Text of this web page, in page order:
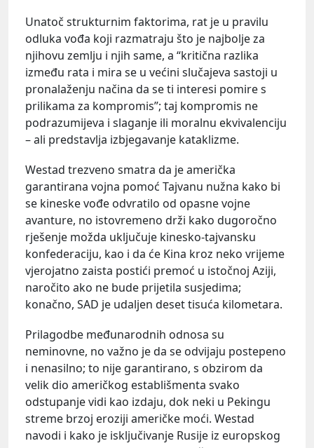
Unatoč strukturnim faktorima, rat je u pravilu
odluka vođa koji razmatraju što je najbolje za
njihovu zemlju i njih same, a “kritična razlika
između rata i mira se u većini slučajeva sastoji u
pronalaženju načina da se ti interesi pomire s
prilikama za kompromis”; taj kompromis ne
podrazumijeva i slaganje ili moralnu ekvivalenciju
– ali predstavlja izbjegavanje kataklizme.
Westad trezveno smatra da je američka
garantirana vojna pomoć Tajvanu nužna kako bi
se kineske vođe odvratilo od opasne vojne
avanture, no istovremeno drži kako dugoročno
rješenje možda uključuje kinesko-tajvansku
konfederaciju, kao i da će Kina kroz neko vrijeme
vjerojatno zaista postići premoć u istočnoj Aziji,
naročito ako ne bude prijetila susjedima;
konačno, SAD je udaljen deset tisuća kilometara.
Prilagodbe međunarodnih odnosa su
neminovne, no važno je da se odvijaju postepeno
i nenasilno; to nije garantirano, s obzirom da
velik dio američkog establišmenta svako
odstupanje vidi kao izdaju, dok neki u Pekingu
streme brzoj eroziji američke moći. Westad
navodi i kako je isključivanje Rusije iz europskog